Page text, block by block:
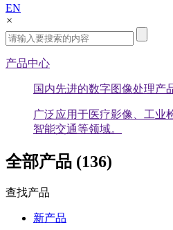
EN
×
产品中心
国内先进的数字图像处理产
广泛应用于医疗影像、工业
智能交通等领域。
全部产品 (136)
查找产品
新产品